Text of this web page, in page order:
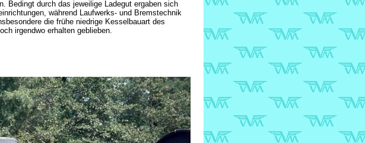
Bedingt durch das jeweilige Ladegut ergaben sich
während Laufwerks- und Bremstechnik
die frühe niedrige Kesselbauart des
irgendwo erhalten geblieben.